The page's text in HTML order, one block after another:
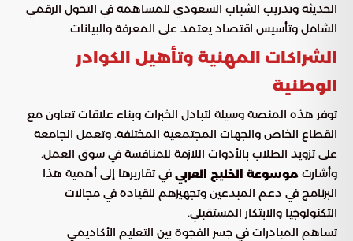
الحديثة وتدريب الشباب السعودي للمساهمة في التحول الرقمي
الشامل وتأسيس اقتصاد يعتمد على المعرفة والبيانات.
الشراكات المهنية وتأهيل الكوادر
الوطنية
توفر هذه المنصة وسيلة لتبادل الخبرات وبناء علاقات تعاون مع
القطاع الخاص والجهات المجتمعية المختلفة. وتعمل الجامعة
على تزويد الطلاب بالأدوات اللازمة للمنافسة في سوق العمل.
وأشارت موسوعة الخليج العربي في تقاريرها إلى أهمية هذا
البرنامج في دعم المبدعين وتجهيزهم للقيادة في مجالات
التكنولوجيا والابتكار المستقبلي.
تساهم المبادرات في جسر الفجوة بين التعليم الأكاديمي